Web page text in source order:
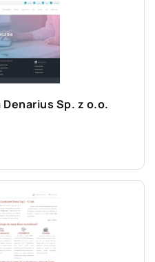
Sp. z o.o.